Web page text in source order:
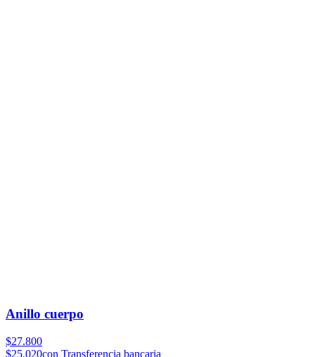
Anillo cuerpo
$27.800
$25.020con Transferencia bancaria